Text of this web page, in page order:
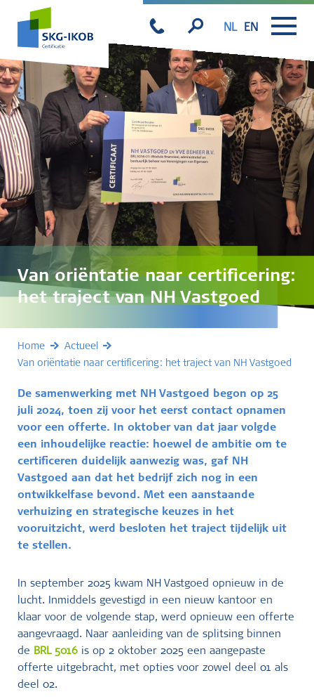
NL EN
Van oriëntatie naar certificering:
het traject van NH Vastgoed
Home
Actueel
Van oriëntatie naar certificering: het traject van NH Vastgoed
De samenwerking met NH Vastgoed begon op 25
juli 2024, toen zij voor het eerst contact opnamen
voor een offerte. In oktober van dat jaar volgde
een inhoudelijke reactie: hoewel de ambitie om te
certificeren duidelijk aanwezig was, gaf NH
Vastgoed aan dat het bedrijf zich nog in een
ontwikkelfase bevond. Met een aanstaande
verhuizing en strategische keuzes in het
vooruitzicht, werd besloten het traject tijdelijk uit
te stellen.
In september 2025 kwam NH Vastgoed opnieuw in de
lucht. Inmiddels gevestigd in een nieuw kantoor en
klaar voor de volgende stap, werd opnieuw een offerte
aangevraagd. Naar aanleiding van de splitsing binnen
de BRL 5016 is op 2 oktober 2025 een aangepaste
offerte uitgebracht, met opties voor zowel deel 01 als
deel 02.